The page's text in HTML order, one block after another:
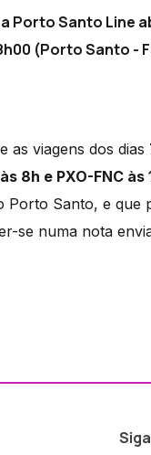
Porto Santo Line
(Porto Santo -
as viagens dos dias
8h e PXO-FNC às
Porto Santo, e
se numa nota